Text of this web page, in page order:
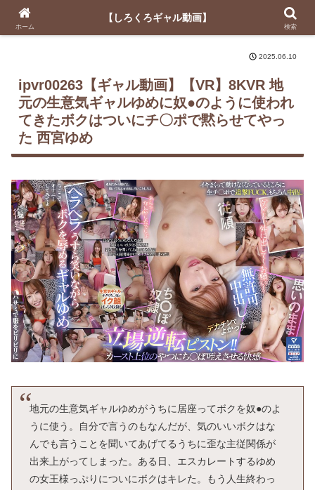
【しろくろギャル動画】
2025.06.10
ipvr00263【ギャル動画】
【VR】8KVR 地
元の生意気ギャルゆめに奴●のように使われ
てきたボクはついにチ〇ポで黙らせてやっ
た 西宮ゆめ
地元の生意気ギャルゆめがうちに居座ってボクを奴●のよ
うに使う。自分で言うのもなんだが、気のいいボクはな
んでも言うことを聞いてあげてるうちに歪な主従関係が
出来上がってしまった。ある日、エスカレートするゆめ
の女王様っぷりについにボクはキレた。もう人生終わっ
ホーム
【しろくろギャル動画】
検索